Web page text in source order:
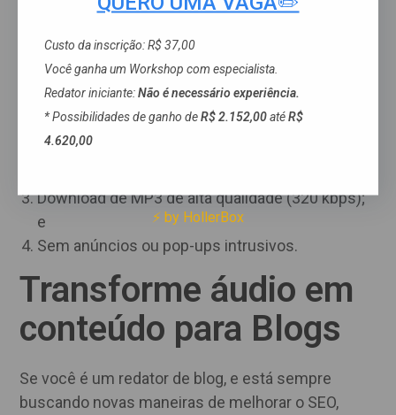
em um conversor
Então, vale reforçar: Ao procurar por um conversor
para baixar seus áudios, os seguintes recursos
devem ser considerados:
Interface amigável para dispositivos móveis;
Download de MP3 de alta qualidade (320 kbps);
e
Sem anúncios ou pop-ups intrusivos.
Transforme áudio em
conteúdo para Blogs
Se você é um redator de blog, e está sempre
buscando novas maneiras de melhorar o SEO,
Custo da inscrição: R$ 37,00
Você ganha um Workshop com especialista.
Redator iniciante:Não é necessário experiência.
* Possibilidades de ganho deR$ 2.152,00atéR$
4.620,00
⚡ by HollerBox